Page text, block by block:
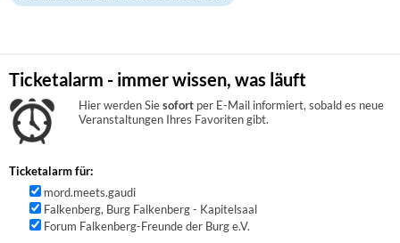
Ticketalarm - immer wissen, was läuft
Hier werden Siesofort per E-Mail informiert, sobald es neue
Veranstaltungen Ihres Favoriten gibt.
Ticketalarm für:
mord.meets.gaudi
Falkenberg, Burg Falkenberg - Kapitelsaal
Forum Falkenberg-Freunde der Burg e.V.